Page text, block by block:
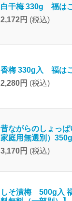
白干梅 330g 福は
2,172円 (税込)
香梅 330g入 福は
2,280円 (税込)
昔ながらのしょっぱ
家庭用無選別）
3,170円 (税込)
しそ漬梅 500g入